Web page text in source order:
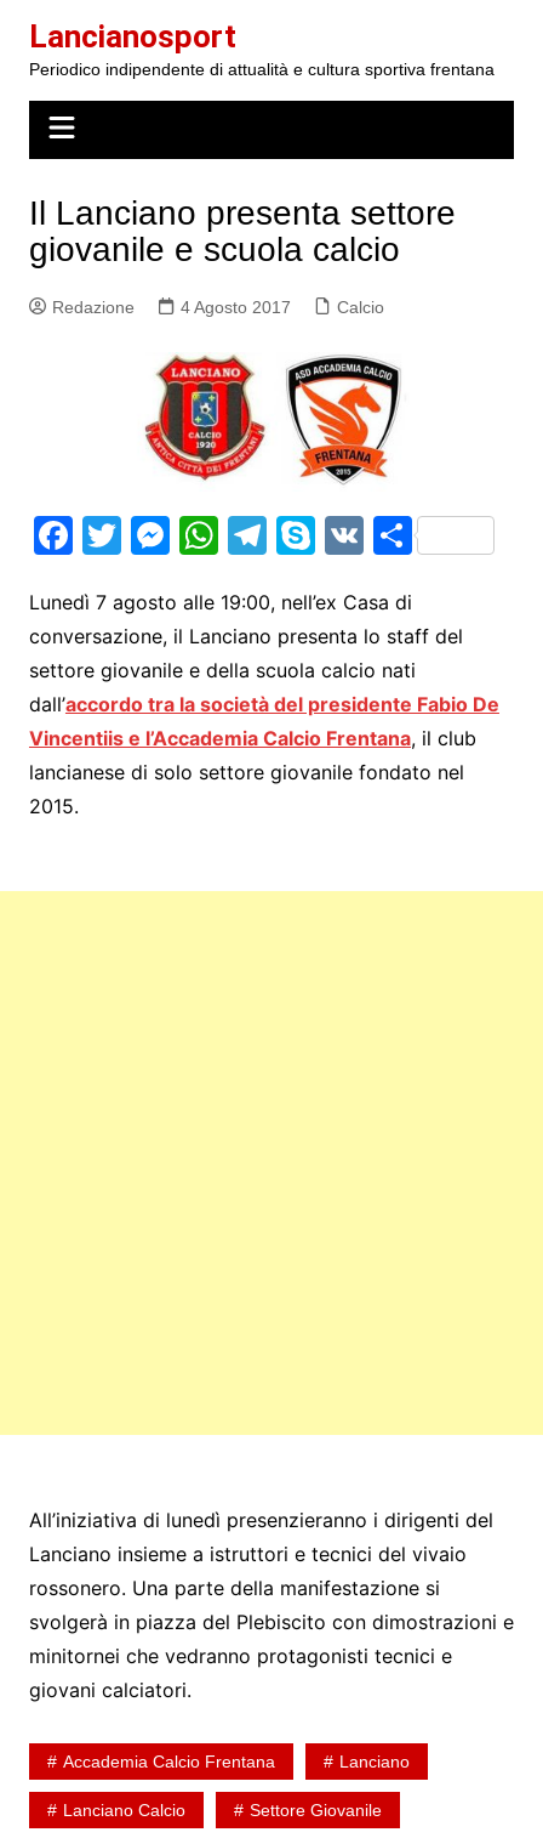
contenuto
Lancianosport
Periodico indipendente di attualità e cultura sportiva frentana
Il Lanciano presenta settore
giovanile e scuola calcio
Redazione 4 Agosto 2017 Calcio
F
c
e
b
o
o
k
T
itt
er
M
s
s
e
n
g
W
at
s
A
p
p
T
e
gr
a
m
S
y
p
e
V S
e
Lunedì 7 agosto alle 19:00, nell’ex Casa di
conversazione, il Lanciano presenta lo staff del
settore giovanile e della scuola calcio nati
dall’accordo tra la società del presidente Fabio De
Vincentiis e l’Accademia Calcio Frentana, il club
lancianese di solo settore giovanile fondato nel
2015.
All’iniziativa di lunedì presenzieranno i dirigenti del
Lanciano insieme a istruttori e tecnici del vivaio
rossonero. Una parte della manifestazione si
svolgerà in piazza del Plebiscito con dimostrazioni e
minitornei che vedranno protagonisti tecnici e
giovani calciatori.
Accademia Calcio Frentana Lanciano
Lanciano Calcio Settore Giovanile